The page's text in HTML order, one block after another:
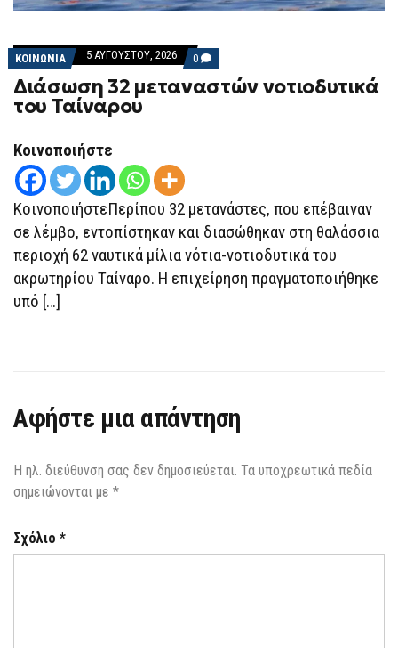
ΚΟΙΝΩΝΙΑ 5 ΑΥΓΟΎΣΤΟΥ, 2026 0 COMMENTS
ON
ΔΙΆΣΩΣΗ
32
Διάσωση 32 μεταναστών νοτιοδυτικά
του Ταίναρου
Κοινοποιήστε
ΚοινοποιήστεΠερίπου 32 μετανάστες, που επέβαιναν
σε λέμβο, εντοπίστηκαν και διασώθηκαν στη θαλάσσια
περιοχή 62 ναυτικά μίλια νότια-νοτιοδυτικά του
ακρωτηρίου Ταίναρο. Η επιχείρηση πραγματοποιήθηκε
υπό […]
Αφήστε μια απάντηση
Η ηλ. διεύθυνση σας δεν δημοσιεύεται. Τα υποχρεωτικά πεδία
σημειώνονται με *
Σχόλιο *